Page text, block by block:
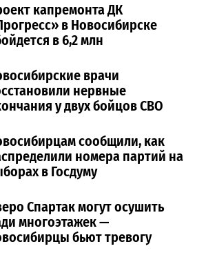
капремонта ДК
в Новосибирске
в 6,2 млн
врачи
нервные
у двух бойцов СВО
сообщили, как
номера партий на
в Госдуму
Спартак могут осушить
многоэтажек —
бьют тревогу